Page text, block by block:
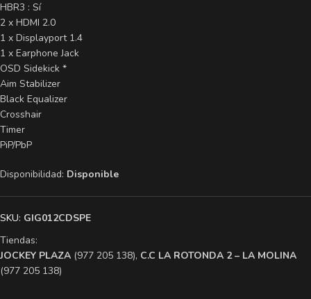
HBR3 : Sí
2 x HDMI 2.0
1 x Displayport 1.4
1 x Earphone Jack
OSD Sidekick *
Aim Stabilizer
Black Equalizer
Crosshair
Timer
PiP/PbP
Disponibilidad: Disponible
SKU: GIG012CDSPE
Tiendas:
​JOCKEY PLAZA (977 205 138), ​C.C LA ROTONDA 2 – LA MOLINA
(977 205 138)